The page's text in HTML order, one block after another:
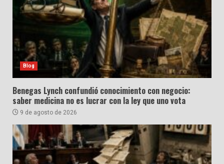
Blog
Benegas Lynch confundió conocimiento con negocio:
saber medicina no es lucrar con la ley que uno vota
9 de agosto de 2026